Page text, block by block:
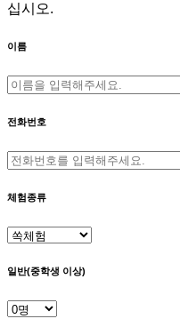
십시오.
이름
전화번호
체험종류
일반(중학생 이상)